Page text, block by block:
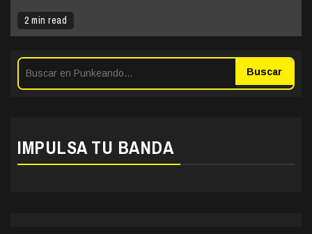
2 min read
Buscar
IMPULSA TU BANDA